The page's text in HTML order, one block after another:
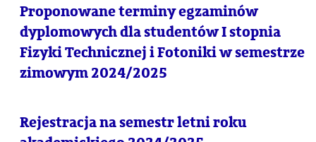
Proponowane terminy egzaminów
dyplomowych dla studentów I stopnia
Fizyki Technicznej i Fotoniki w semestrze
zimowym 2024/2025
Rejestracja na semestr letni roku